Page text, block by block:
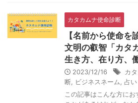
カタカムナ使命診断
【名前から使命を
文明の叡智「カタ
生き方、在り方、
2023/12/16 カ
断
ビジネスネーム
占い
この記事はこんな方に